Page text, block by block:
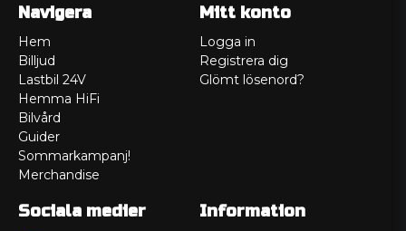
Navigera
Hem
Billjud
Lastbil 24V
Hemma HiFi
Bilvård
Guider
Sommarkampanj!
Merchandise
Mitt konto
Logga in
Registrera dig
Glömt lösenord?
Sociala medier Information